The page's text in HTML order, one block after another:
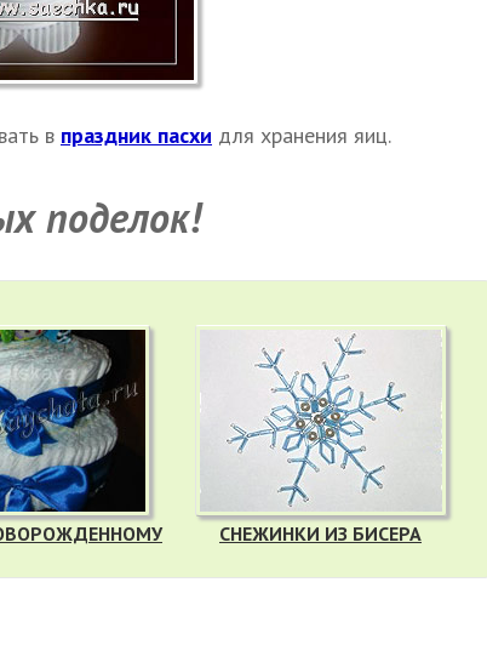
в праздник пасхи для хранения яиц.
поделок!
СНЕЖИНКИ ИЗ БИСЕРА